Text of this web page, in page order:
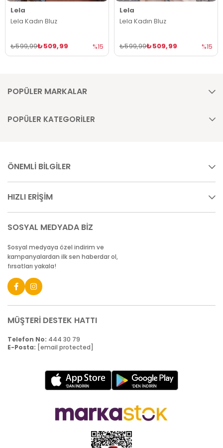
Lela
Lela Kadın Bluz
₺509,99
₺599,99 %15
Lela
Lela Kadın Bluz
₺509,99
₺599,99 %15
POPÜLER MARKALAR
POPÜLER KATEGORİLER
ÖNEMLİ BİLGİLER
HIZLI ERİŞİM
SOSYAL MEDYADA BİZ
Sosyal medyaya özel indirim ve
kampanyalardan ilk sen haberdar ol,
fırsatları yakala!
MÜŞTERİ DESTEK HATTI
Telefon No: 444 30 79
E-Posta: [email protected]